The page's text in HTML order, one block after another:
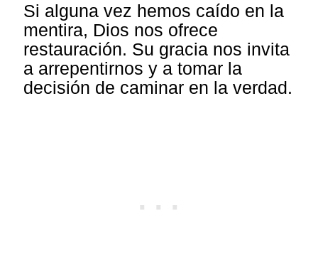
Si alguna vez hemos caído en la
mentira, Dios nos ofrece
restauración. Su gracia nos invita
a arrepentirnos y a tomar la
decisión de caminar en la verdad.